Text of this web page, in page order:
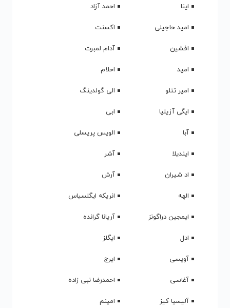
اینا
احمد آزاد
امید حاجیلی
اکسنت
افشین
آدام لمبرت
امید
احلام
امیر تتلو
الی گولدینگ
ایگی آزیلیا
ابی
آبا
الویس پریسلی
ایندیلا
آشر
اد شیران
آرش
الهه
انریکه ایگلسیاس
ایمجین دراگونز
آریانا گرانده
ادل
ایگلز
آویسی
ایرج
آغاسی
احمدرضا نبی زاده
آلیسیا کیز
امینم